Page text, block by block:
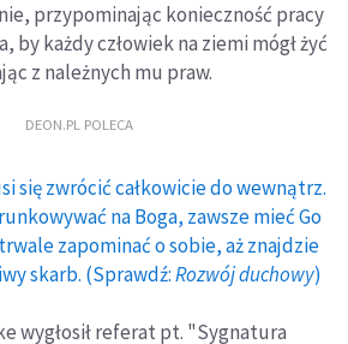
przypominając konieczność pracy
by każdy człowiek na ziemi mógł żyć
z należnych mu praw.
DEON.PL POLECA
się zwrócić całkowicie do wewnątrz.
na Boga, zawsze mieć Go
zapominać o sobie, aż znajdzie
skarb. (Sprawdź:Rozwój duchowy)
wygłosił referat pt. "Sygnatura